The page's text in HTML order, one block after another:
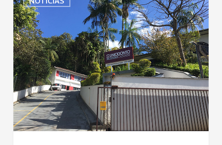
Santa
Catarina
utiliza
Código
QR
para
facilitar
adesão
de
beneficiários